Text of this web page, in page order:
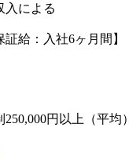
による
証給：入社6ヶ月間】
円以上（平均）